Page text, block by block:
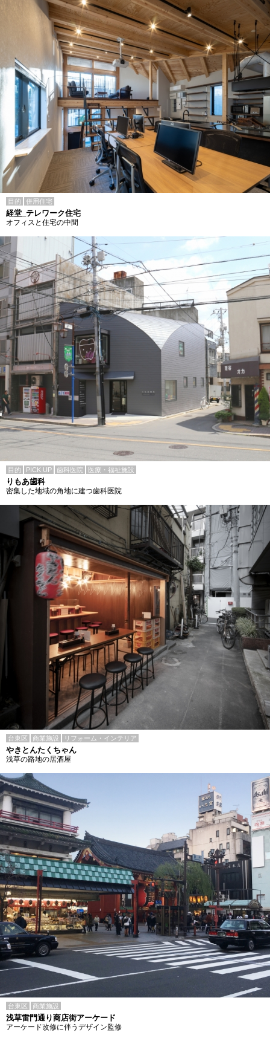
目的 併用住宅
経堂_テレワーク住宅
オフィスと住宅の中間
目的 PICK UP 歯科医院 医療・福祉施設
りもあ歯科
密集した地域の角地に建つ歯科医院
台東区 商業施設 リフォーム・インテリア
やきとんたくちゃん
浅草の路地の居酒屋
台東区 商業施設
浅草雷門通り商店街アーケード
アーケード改修に伴うデザイン監修